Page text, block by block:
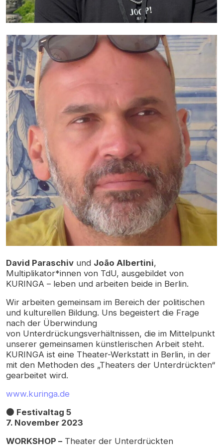
David Paraschiv und João Albertini,
Multiplikator*innen von TdU, ausgebildet von
KURINGA – leben und arbeiten beide in Berlin.
Wir arbeiten gemeinsam im Bereich der politischen
und kulturellen Bildung. Uns begeistert die Frage
nach der Überwindung
von Unterdrückungsverhältnissen, die im Mittelpunkt
unserer gemeinsamen künstlerischen Arbeit steht.
KURINGA ist eine Theater-Werkstatt in Berlin, in der
mit den Methoden des „Theaters der Unterdrückten“
gearbeitet wird.
www.kuringa.de
⚫ Festivaltag 5
7. November 2023
WORKSHOP – Theater der Unterdrückten